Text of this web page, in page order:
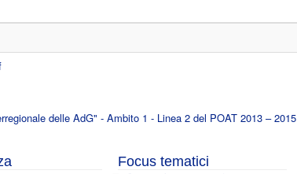
delle AdG" - Ambito 1 - Linea 2 del POAT 2013 – 2015
Focus tematici